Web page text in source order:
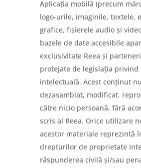
Aplicația mobilă (precum
logo-urile, imaginile, textele,
grafice, fișierele audio și
bazele de date accesibile
exclusivitate Reea și
protejate de legislația privind
intelectuală. Acest conținut
dezasamblat, modificat,
către nicio persoană, fără
scris al Reea. Orice utilizare
acestor materiale reprezintă
drepturilor de proprietate
răspunderea civilă și/sau